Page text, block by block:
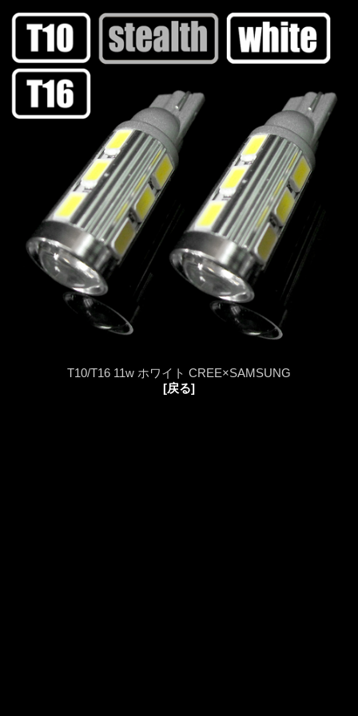
T10/T16 11w ホワイト CREE×SAMSUNG
[戻る]